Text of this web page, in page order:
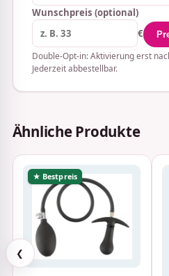
Wunschpreis (optional)
€
Double-Opt-in: Aktivierung erst
Jederzeit abbestellbar.
Ähnliche Produkte
❮
★ Bestpreis